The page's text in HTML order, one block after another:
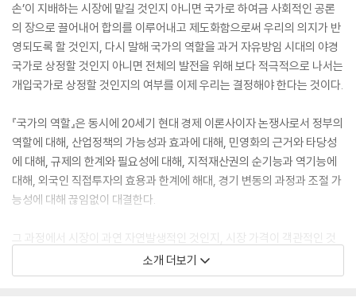
손’이 지배하는 시장에 맡길 것인지 아니면 국가로 하여금 사회적인 공론
의 장으로 끌어내어 합의를 이루어내고 제도화함으로써 우리의 의지가 반
영되도록 할 것인지, 다시 말해 국가의 역할을 과거 자유방임 시대의 야경
국가로 상정할 것인지 아니면 전체의 발전을 위해 보다 적극적으로 나서는
개입국가로 상정할 것인지의 여부를 이제 우리는 결정해야 한다는 것이다.
『국가의 역할』은 동시에 20세기 현대 경제 이론사이자 논쟁사로서 정부의
역할에 대해, 산업정책의 가능성과 효과에 대해, 민영화의 근거와 타당성
에 대해, 규제의 한계와 필요성에 대해, 지적재산권의 순기능과 역기능에
대해, 외국인 직접투자의 효용과 한계에 해대, 경기 변동의 과정과 조절 가
능성에 대해 끊임없이 대결한다.
그 과정에서 시장이 과연 자연발생적인 것인지, 시장 가격이 객관적인 것
인지, 산업정책의 추진에 필요한 선결 요건이 존재하는지, 정보의 비대칭
성이 어떤 문제를 야기하는지 등을 이론적으로 확인하고, 실증적으로 검증
소개 더보기